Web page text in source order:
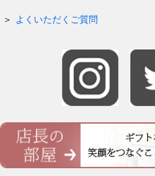
よくいただくご質問